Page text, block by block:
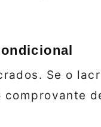
Se o
comprovante